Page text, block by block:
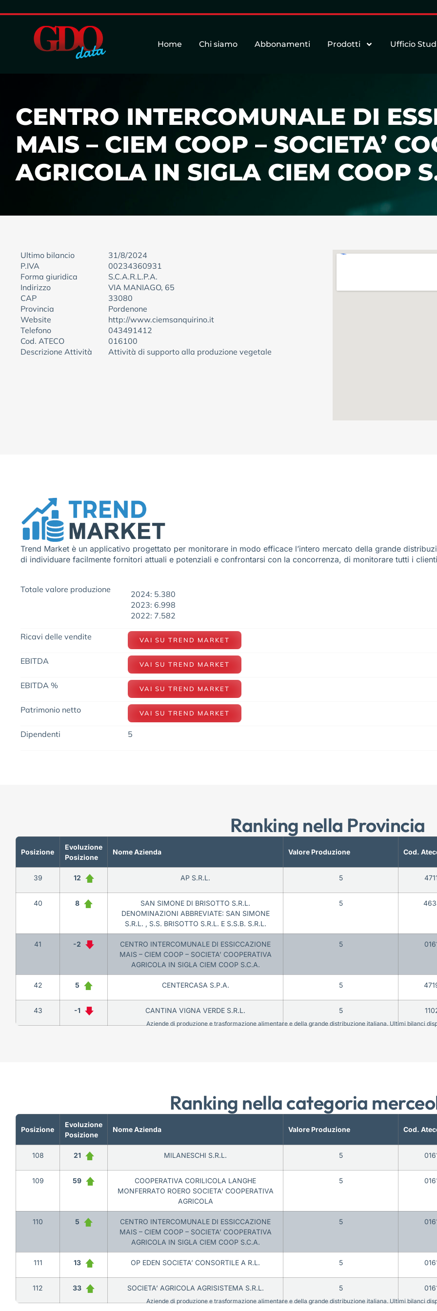
Home Chi siamo Abbonamenti Prodotti Ufficio
CENTRO INTERCOMUNALE DI
MAIS – CIEM COOP – SOCIETA’
AGRICOLA IN SIGLA CIEM COOP
Ultimo bilancio
31/8/2024
P.IVA
00234360931
Forma giuridica
S.C.A.R.L.P.A.
Indirizzo
VIA MANIAGO, 65
CAP
33080
Provincia
Pordenone
Website
http://www.ciemsanquirino.it
Telefono
043491412
Cod. ATECO
016100
Descrizione Attività
Attività di supporto alla produzione vegetale
Trend Market è un applicativo progettato per monitorare in modo efficace l’intero mercato della grande
di individuare facilmente fornitori attuali e potenziali e confrontarsi con la concorrenza, di monitorare tutti i
Totale valore produzione
2024: 5.380
2023: 6.998
2022: 7.582
Ricavi delle vendite VAI SU TREND MARKET
EBITDA VAI SU TREND MARKET
EBITDA % VAI SU TREND MARKET
Patrimonio netto VAI SU TREND MARKET
Dipendenti 5
Ranking nella Provincia
Posizione
Evoluzione
Posizione
Nome Azienda Valore Produzione Cod.
39 12 AP S.R.L. 5
40 8
SAN SIMONE DI BRISOTTO S.R.L.
DENOMINAZIONI ABBREVIATE: SAN SIMONE
S.R.L. , S.S. BRISOTTO S.R.L. E S.S.B. S.R.L.
5
41 -2
CENTRO INTERCOMUNALE DI ESSICCAZIONE
MAIS – CIEM COOP – SOCIETA’ COOPERATIVA
AGRICOLA IN SIGLA CIEM COOP S.C.A.
5
42 5 CENTERCASA S.P.A. 5
43 -1 CANTINA VIGNA VERDE S.R.L. 5
Aziende di produzione e trasformazione alimentare e della grande distribuzione italiana. Ultimi bilanci
Ranking nella categoria
Posizione
Evoluzione
Posizione
Nome Azienda Valore Produzione Cod.
108 21 MILANESCHI S.R.L. 5
109 59
COOPERATIVA CORILICOLA LANGHE
MONFERRATO ROERO SOCIETA’ COOPERATIVA
AGRICOLA
5
110 5
CENTRO INTERCOMUNALE DI ESSICCAZIONE
MAIS – CIEM COOP – SOCIETA’ COOPERATIVA
AGRICOLA IN SIGLA CIEM COOP S.C.A.
5
111 13 OP EDEN SOCIETA’ CONSORTILE A R.L. 5
112 33 SOCIETA’ AGRICOLA AGRISISTEMA S.R.L. 5
Aziende di produzione e trasformazione alimentare e della grande distribuzione italiana. Ultimi bilanci